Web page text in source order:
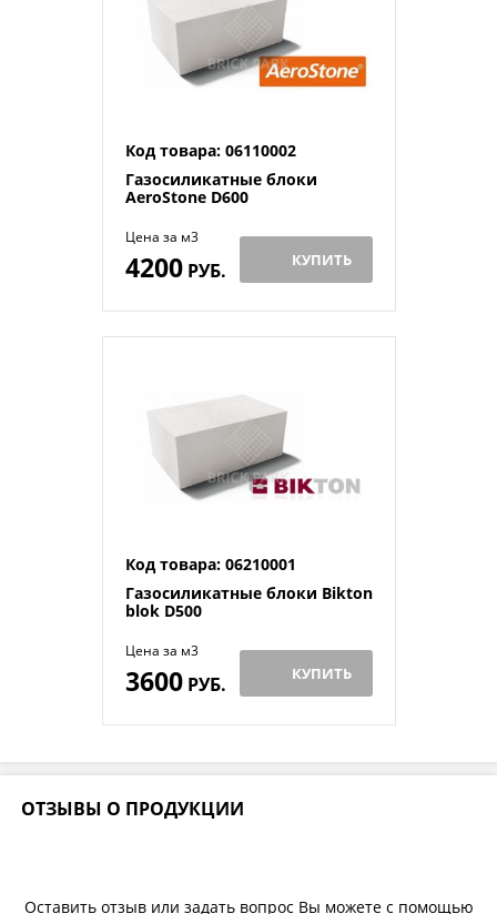
Код товара: 06110002
Газосиликатные блоки
AeroStone D600
Цена за м3
4200РУБ. КУПИТЬ
Код товара: 06210001
Газосиликатные блоки Bikton
blok D500
Цена за м3
3600РУБ. КУПИТЬ
ОТЗЫВЫ О ПРОДУКЦИИ
Оставить отзыв или задать вопрос Вы можете с помощью